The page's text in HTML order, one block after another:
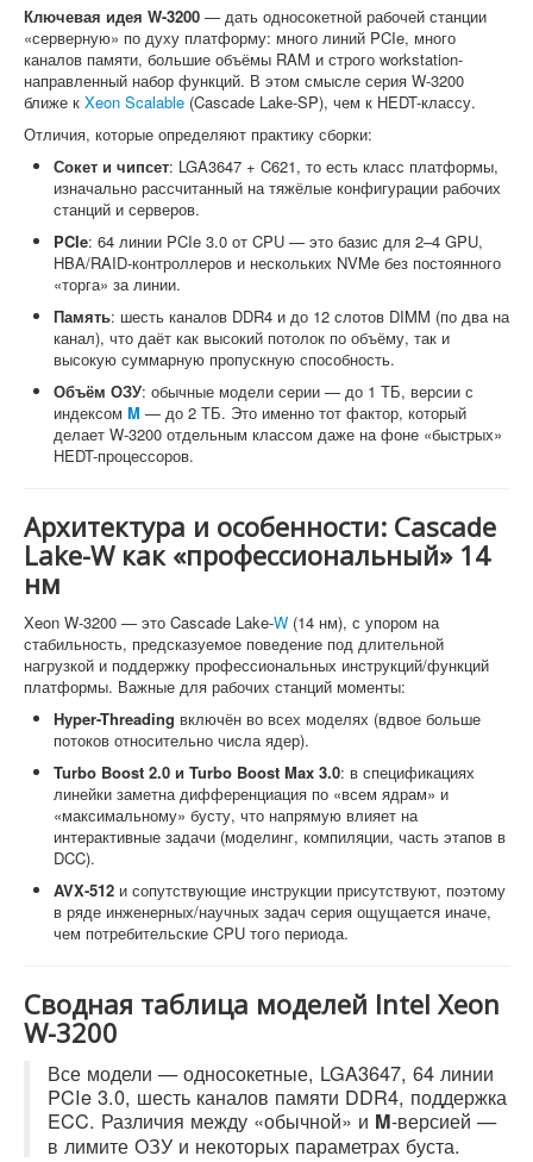
Ключевая идея W-3200 — дать односокетной рабочей станции
«серверную» по духу платформу: много линий PCIe, много
каналов памяти, большие объёмы RAM и строго workstation-
направленный набор функций. В этом смысле серия W-3200
ближе к Xeon Scalable (Cascade Lake-SP), чем к HEDT-классу.
Отличия, которые определяют практику сборки:
Сокет и чипсет: LGA3647 + C621, то есть класс платформы,
изначально рассчитанный на тяжёлые конфигурации рабочих
станций и серверов.
PCIe: 64 линии PCIe 3.0 от CPU — это базис для 2–4 GPU,
HBA/RAID-контроллеров и нескольких NVMe без постоянного
«торга» за линии.
Память: шесть каналов DDR4 и до 12 слотов DIMM (по два на
канал), что даёт как высокий потолок по объёму, так и
высокую суммарную пропускную способность.
Объём ОЗУ: обычные модели серии — до 1 ТБ, версии с
индексом M — до 2 ТБ. Это именно тот фактор, который
делает W-3200 отдельным классом даже на фоне «быстрых»
HEDT-процессоров.
Архитектура и особенности: Cascade
Lake-W как «профессиональный» 14
нм
Xeon W-3200 — это Cascade Lake-W (14 нм), с упором на
стабильность, предсказуемое поведение под длительной
нагрузкой и поддержку профессиональных инструкций/функций
платформы. Важные для рабочих станций моменты:
Hyper-Threading включён во всех моделях (вдвое больше
потоков относительно числа ядер).
Turbo Boost 2.0 и Turbo Boost Max 3.0: в спецификациях
линейки заметна дифференциация по «всем ядрам» и
«максимальному» бусту, что напрямую влияет на
интерактивные задачи (моделинг, компиляции, часть этапов в
DCC).
AVX-512 и сопутствующие инструкции присутствуют, поэтому
в ряде инженерных/научных задач серия ощущается иначе,
чем потребительские CPU того периода.
Сводная таблица моделей Intel Xeon
W-3200
Все модели — односокетные, LGA3647, 64 линии
PCIe 3.0, шесть каналов памяти DDR4, поддержка
ECC. Различия между «обычной» и M-версией —
в лимите ОЗУ и некоторых параметрах буста.